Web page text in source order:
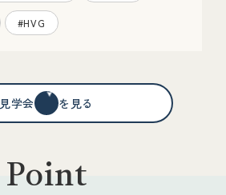
#HVG
見学会情報を見る
Point